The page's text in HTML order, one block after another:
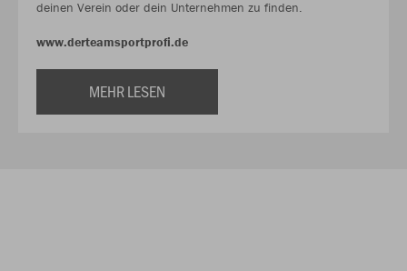
deinen Verein oder dein Unternehmen zu finden.
www.derteamsportprofi.de
MEHR LESEN